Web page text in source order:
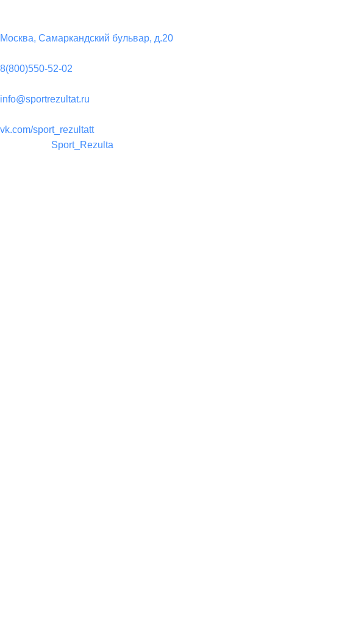
Москва, Самаркандский бульвар, д.20
8(800)550-52-02
info@sportrezultat.ru
vk.com/sport_rezultatt
Sport_Rezulta